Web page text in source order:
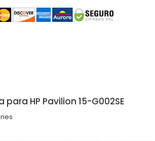
HP Pavilion 15-G002SE